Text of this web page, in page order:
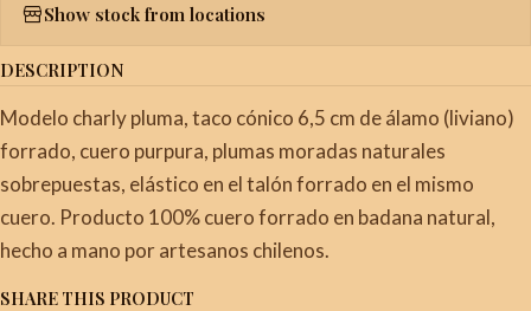
Show stock from locations
DESCRIPTION
Modelo charly pluma, taco cónico 6,5 cm de álamo (liviano)
forrado, cuero purpura, plumas moradas naturales
sobrepuestas, elástico en el talón forrado en el mismo
cuero. Producto 100% cuero forrado en badana natural,
hecho a mano por artesanos chilenos.
SHARE THIS PRODUCT